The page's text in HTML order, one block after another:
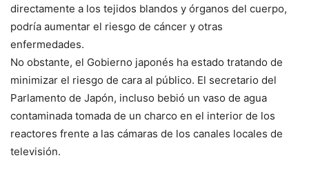
directamente a los tejidos blandos y órganos del cuerpo,
podría aumentar el riesgo de cáncer y otras
enfermedades.
No obstante, el Gobierno japonés ha estado tratando de
minimizar el riesgo de cara al público. El secretario del
Parlamento de Japón, incluso bebió un vaso de agua
contaminada tomada de un charco en el interior de los
reactores frente a las cámaras de los canales locales de
televisión.